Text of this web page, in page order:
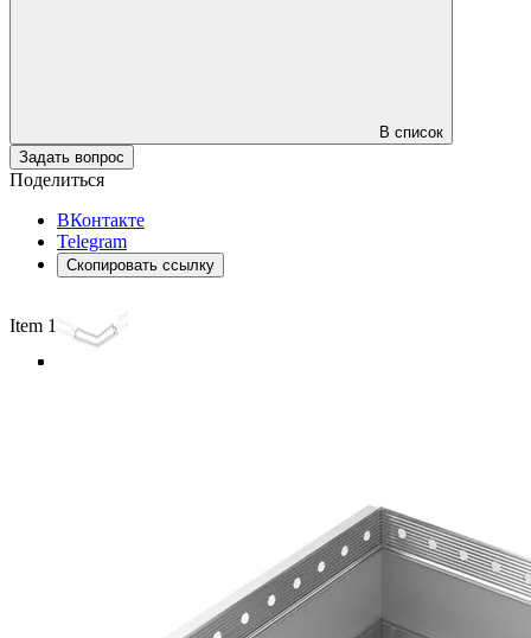
В список
Задать вопрос
Поделиться
ВКонтакте
Telegram
Скопировать ссылку
Item 1 of 4